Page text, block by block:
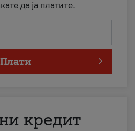
да ја платите.
Плати
кредит